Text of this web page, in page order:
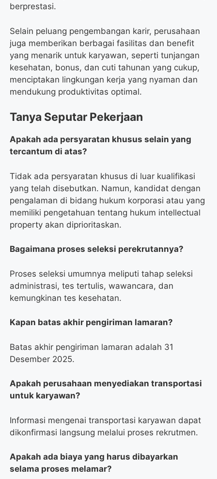
berprestasi.
Selain peluang pengembangan karir, perusahaan
juga memberikan berbagai fasilitas dan benefit
yang menarik untuk karyawan, seperti tunjangan
kesehatan, bonus, dan cuti tahunan yang cukup,
menciptakan lingkungan kerja yang nyaman dan
mendukung produktivitas optimal.
Tanya Seputar Pekerjaan
Apakah ada persyaratan khusus selain yang
tercantum di atas?
Tidak ada persyaratan khusus di luar kualifikasi
yang telah disebutkan. Namun, kandidat dengan
pengalaman di bidang hukum korporasi atau yang
memiliki pengetahuan tentang hukum intellectual
property akan diprioritaskan.
Bagaimana proses seleksi perekrutannya?
Proses seleksi umumnya meliputi tahap seleksi
administrasi, tes tertulis, wawancara, dan
kemungkinan tes kesehatan.
Kapan batas akhir pengiriman lamaran?
Batas akhir pengiriman lamaran adalah 31
Desember 2025.
Apakah perusahaan menyediakan transportasi
untuk karyawan?
Informasi mengenai transportasi karyawan dapat
dikonfirmasi langsung melalui proses rekrutmen.
Apakah ada biaya yang harus dibayarkan
selama proses melamar?